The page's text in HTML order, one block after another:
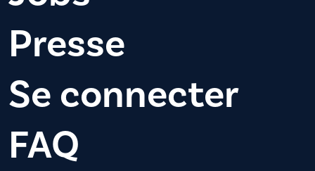
Presse
Se connecter
FAQ